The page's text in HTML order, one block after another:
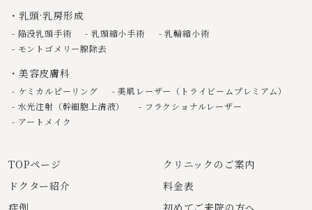
TOPページ
クリニックのご案内
ドクター紹介
料金表
乳頭·乳房形成
陥没乳頭手術 乳頭縮小手術
乳輪縮小術
モントゴメリー腺除去
美容皮膚科
ケミカルピーリング
美肌レーザー（トライビームプレミアム）
水光注射（幹細胞上清液）
フラクショナルレーザー
アートメイク